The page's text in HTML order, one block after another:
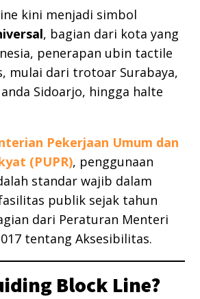
kini menjadi simbol
, bagian dari kota yang
penerapan ubin tactile
mulai dari trotoar Surabaya,
Sidoarjo, hingga halte
Pekerjaan Umum dan
(PUPR), penggunaan
standar wajib dalam
publik sejak tahun
dari Peraturan Menteri
tentang Aksesibilitas.
Block Line?